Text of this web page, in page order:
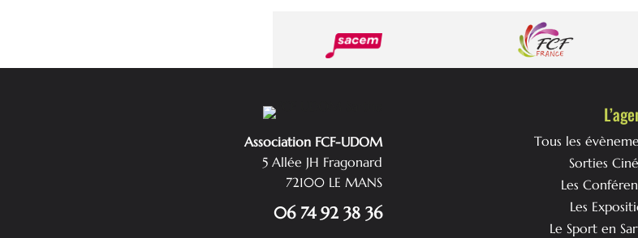
Association FCF-UDOM
5 Allée JH Fragonard
72100 LE MANS
06 74 92 38 36
Tous les
Sorties
Les
Les
Le Sport en